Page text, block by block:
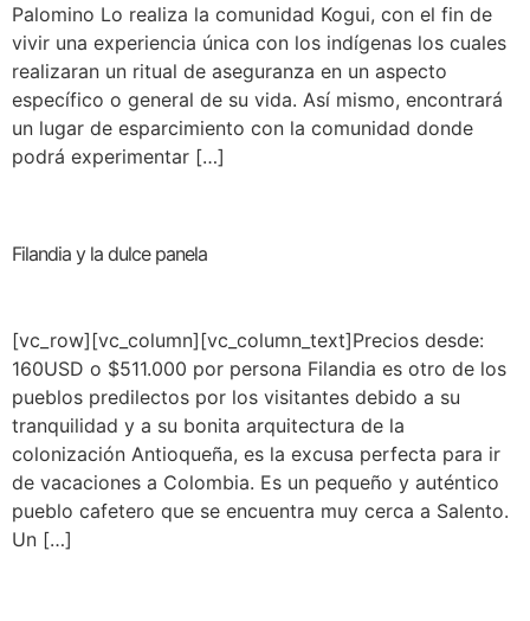
Palomino Lo realiza la comunidad Kogui, con el fin de
vivir una experiencia única con los indígenas los cuales
realizaran un ritual de aseguranza en un aspecto
específico o general de su vida. Así mismo, encontrará
un lugar de esparcimiento con la comunidad donde
podrá experimentar […]
Filandia y la dulce panela
[vc_row][vc_column][vc_column_text]Precios desde:
160USD o $511.000 por persona Filandia es otro de los
pueblos predilectos por los visitantes debido a su
tranquilidad y a su bonita arquitectura de la
colonización Antioqueña, es la excusa perfecta para ir
de vacaciones a Colombia. Es un pequeño y auténtico
pueblo cafetero que se encuentra muy cerca a Salento.
Un […]